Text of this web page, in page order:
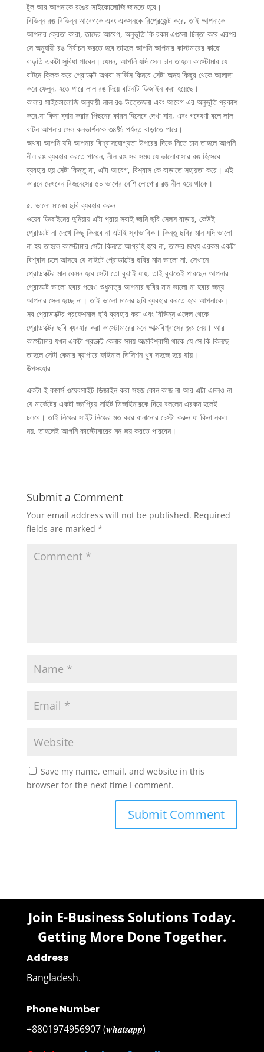
টুল আর আপনাকে রঙের সাইকোলোজি জানতে হবে।
বিভিন্ন রঙ বিভিন্ন আবেগকে এবং একসনকে রিপ্রেজেন্ট করে, তাই আপনাকে
আপনার ক্রেতা কারা, তাদের আবেগ, অনুভুতি কি রকম এগুলো চিন্তা করে এরপর
সে অনুযায়ী রঙ নির্বাচন করতে হবে তাহলে আপনি আপনার কাস্টমারের কাছে
বাড়তি একটা সুবিধা পাবেন। যেমন, আপনি যদি সেল চান তাহলে কাস্টোমার যে
বাটনে ক্লিক করে প্রোডাক্ট অথবা সার্ভিস কিনবে সেটা অন্য কিছুর থেকে আলাদা
করে ফেলুন, হতে পারে লাল রঙ দিয়ে বাটনটি ডিজাইন করা হয়েছে।
কালার সাইকোলোজি অনুযায়ী লাল রঙ উত্তেজনা এবং আবেগ এর অনুভুতি প্রকাশ
করে,যা কিনা ব্যায় করার পিছনের কারন হিসেবে দেখা যায়, এবং গবেষণা বলে লাল
বাটন আপনার সেল কনভার্শনকে ৩৪% পর্যন্ত বাড়াতে পারে।
অথবা আপনি যদি আপনার বিশ্বাসযোগ্যতা উপরের দিকে নিতে চান তাহলে আপনি
নীল রঙ ব্যবহার করতে পারেন, নীল রঙ সব সময় যে ভালোবাসার রঙ হিসেবে
ব্যবহার হয় সেটা কিন্তু না, এটা আবেগ, বিশ্বাস কে বাড়াতে সহায়তা করে। এই
কারনে দেখবেন বিজনেসের ৫০ ভাগের বেশি লোগোর রঙ নীল হয়ে থাকে।
৫. ভালো মানের ছবি ব্যবহার করুন
ওয়েব ডিজাইনের দুনিয়ায় এটা প্রায় সবাই জানি ছবি সেলস বাড়ায়, কেউই
প্রোডাক্ট না দেখে কিছু কিনবে না এটাই স্বাভাবিক। কিন্তু ছবির মান যদি ভালো
না হয় তাহলে কাস্টোমার সেটা কিনতে আগ্রহি হবে না, তাদের মধ্যে এরকম একটা
বিশ্বাস চলে আসবে যে সাইটে প্রোডাক্টের ছবির মান ভালো না, সেখানে
প্রোডাক্টের মান কেমন হবে সেটা তো বুঝাই যায়, তাই বুঝতেই পারছেন আপনার
প্রোডাক্ট ভালো হবার পরেও শুধুমাত্র আপনার ছবির মান ভালো না হবার জন্য
আপনার সেল হচ্ছে না। তাই ভালো মানের ছবি ব্যবহার করতে হবে আপনাকে।
সব প্রোডাক্টের প্রফেশনাল ছবি ব্যবহার করা এবং বিভিন্ন এঙ্গেল থেকে
প্রোডাক্টের ছবি ব্যবহার করা কাস্টোমারের মনে আত্মবিশ্বাসের জন্ম নেয়। আর
কাস্টোমার যখন একটা প্রডাক্ট কেনার সময় আত্মবিশ্বাসী থাকে যে সে কি কিনছে
তাহলে সেটা কেনার ব্যাপারে ফাইনাল ডিসিশন খুব সহজে হয়ে যায়।
উপসংহার
একটা ই কমার্স ওয়েবসাইট ডিজাইন করা সহজ কোন কাজ না আর এটা এমনও না
যে মার্কেটের একটা জনপ্রিয় সাইট ডিজাইনারকে দিয়ে বললেন এরকম হলেই
চলবে। তাই নিজের সাইট নিজের মত করে বানানোর চেস্টা করুন যা কিনা নকল
নয়, তাহলেই আপনি কাস্টোমারের মন জয় করতে পারবেন।
Submit a Comment
Your email address will not be published. Required
fields are marked *
Save my name, email, and website in this
browser for the next time I comment.
Join E-Business Solutions Today.
Getting More Done Together.
Address
Bangladesh.
Phone Number
+8801974956907 (𝒘𝒉𝒂𝒕𝒔𝒂𝒑𝒑)